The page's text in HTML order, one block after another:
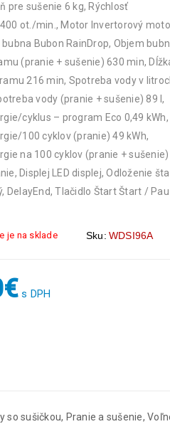
pre sušenie 6 kg, Rýchlosť
ot./min., Motor Invertorový
Bubon RainDrop, Objem
(pranie + sušenie) 630 min,
216 min, Spotreba vody v
vody (pranie + sušenie) 89 l,
cyklus – program Eco 0,49 kWh,
100 cyklov (pranie) 49 kWh,
na 100 cyklov (pranie + sušenie)
Displej LED displej, Odloženie
DelayEnd, Tlačidlo Štart Štart /
je na sklade Sku: WDSI96A
€ s DPH
so sušičkou, Pranie a sušenie,